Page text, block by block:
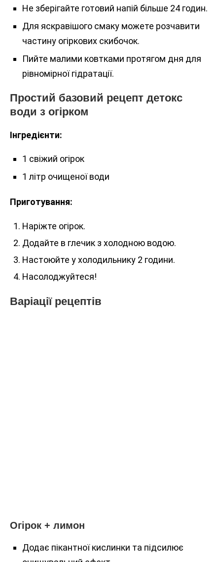
Не зберігайте готовий напій більше 24 годин.
Для яскравішого смаку можете розчавити
частину огіркових скибочок.
Пийте малими ковтками протягом дня для
рівномірної гідратації.
Простий базовий рецепт детокс
води з огірком
Інгредієнти:
1 свіжий огірок
1 літр очищеної води
Приготування:
Наріжте огірок.
Додайте в глечик з холодною водою.
Настоюйте у холодильнику 2 години.
Насолоджуйтеся!
Варіації рецептів
Огірок + лимон
Додає пікантної кислинки та підсилює